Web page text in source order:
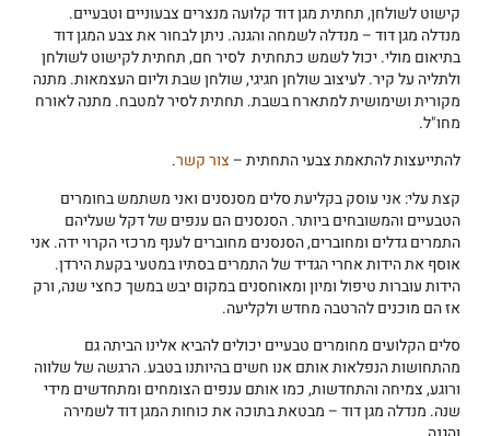
קישוט לשולחן, תחתית מגן דוד קלועה מנצרים צבעוניים וטבעיים.
מנדלה מגן דוד – מנדלה לשמחה והגנה. ניתן לבחור את צבע המגן דוד
בתיאום מולי. יכול לשמש כתחתית לסיר חם, תחתית לקישוט לשולחן
ולתליה על קיר. לעיצוב שולחן חגיגי, שולחן שבת וליום העצמאות. מתנה
מקורית ושימושית למתארח בשבת. תחתית לסיר למטבח. מתנה לאורח
מחו"ל.
להתייעצות להתאמת צבעי התחתית – צור קשר.
קצת עלי: אני עוסק בקליעת סלים מסנסנים ואני משתמש בחומרים
הטבעיים והמשובחים ביותר. הסנסנים הם ענפים של דקל שעליהם
התמרים גדלים ומחוברים, הסנסנים מחוברים לענף מרכזי הקרוי ידה. אני
אוסף את הידות אחרי הגדיד של התמרים בסתיו במטעי בקעת הירדן.
הידות עוברות טיפול ומיון ומאוחסנים במקום יבש במשך כחצי שנה, ורק
אז הם מוכנים להרטבה מחדש ולקליעה.
סלים הקלועים מחומרים טבעיים יכולים להביא אלינו הביתה גם
מהתחושות הנפלאות אותם אנו חשים בהיותנו בטבע. הרגשה של שלווה
ורוגע, צמיחה והתחדשות, כמו אותם ענפים הצומחים ומתחדשים מידי
שנה. מנדלה מגן דוד – מבטאת בתוכה את כוחות המגן דוד לשמירה